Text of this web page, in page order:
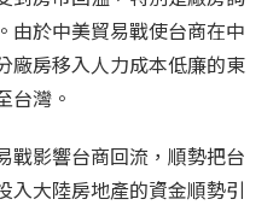
由於中美貿易戰使台商在中
廠房移入人力成本低廉的東
台灣。
戰影響台商回流，順勢把台
入大陸房地產的資金順勢引